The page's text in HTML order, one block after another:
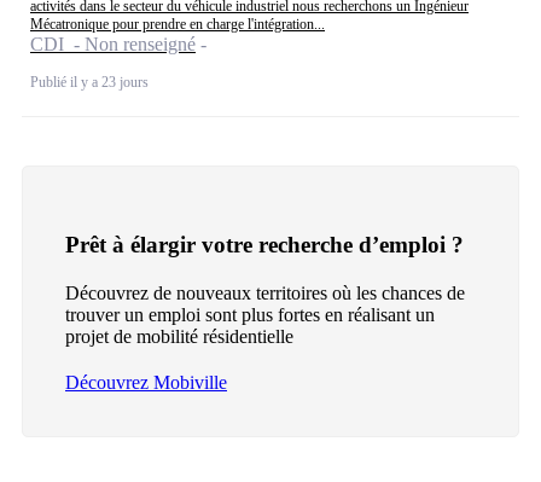
activités dans le secteur du véhicule industriel nous recherchons un Ingénieur
Mécatronique pour prendre en charge l'intégration...
CDI - Non renseigné
Publié il y a 23 jours
Prêt à élargir votre recherche d’emploi ?
Découvrez de nouveaux territoires où les chances de
trouver un emploi sont plus fortes en réalisant un
projet de mobilité résidentielle
Découvrez Mobiville